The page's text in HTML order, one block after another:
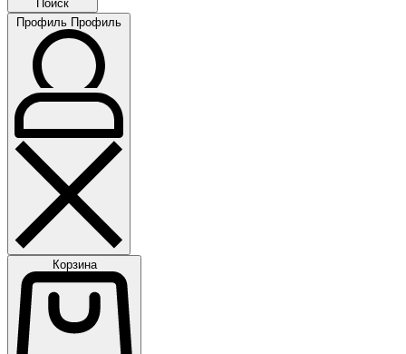
Поиск
Профиль Профиль
Корзина